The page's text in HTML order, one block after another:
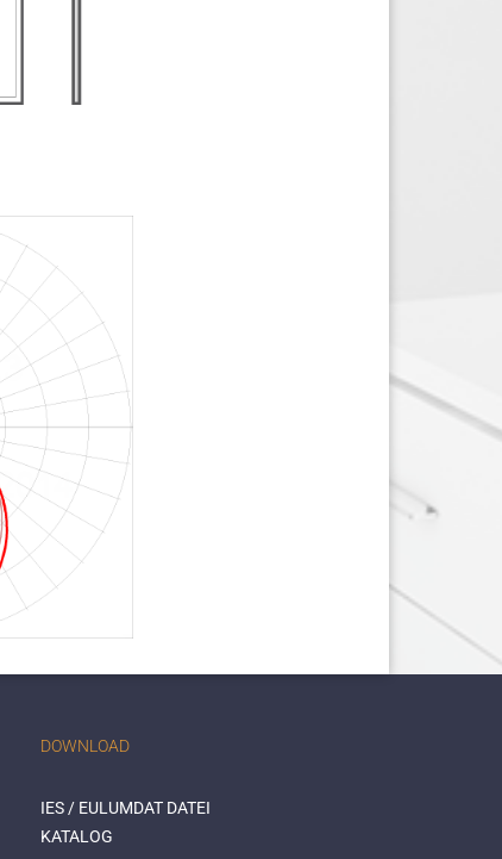
DOWNLOAD
IES / EULUMDAT DATEI
KATALOG